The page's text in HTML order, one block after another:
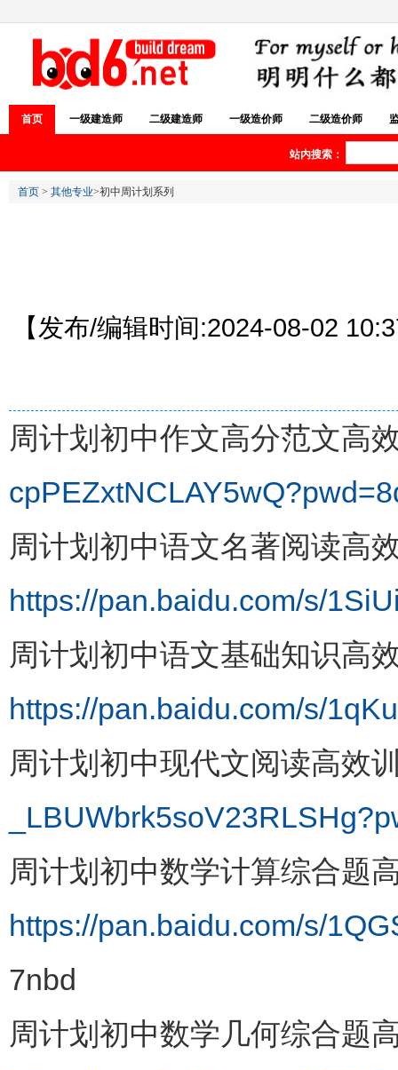
首页 一级建造师 二级建造师 一级造价师 二级造价师
站内搜索：
首页 > 其他专业>初中周计划系列
【发布/编辑时间:2024-08-02
周计划初中作文高分范文
周计划初中语文名著阅读
https://pan.baidu.com/s/
周计划初中语文基础知识
https://pan.baidu.com/s/
周计划初中现代文阅读高
周计划初中数学计算综合
https://pan.baidu.com/s/
7nbd
周计划初中数学几何综合